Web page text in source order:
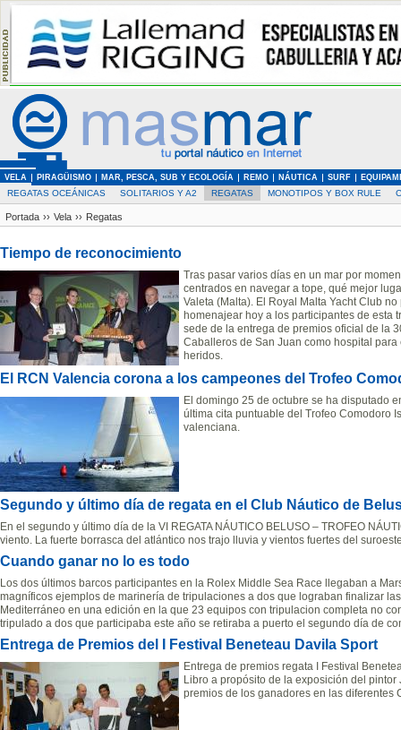
VELA PIRAGÜISMO MAR, PESCA, SUB Y ECOLOGÍA REMO NÁUTICA SURF
REGATAS OCEÁNICAS SOLITARIOS Y A2 REGATAS MONOTIPOS Y BOX RULE
Portada ›› Vela ›› Regatas
Tiempo de reconocimiento
Tras pasar varios días en un mar por
centrados en navegar a tope, qué mejor
Valeta (Malta). El Royal Malta Yacht Club
homenajear hoy a los participantes de esta
sede de la entrega de premios oficial de la
Caballeros de San Juan como hospital
heridos.
El RCN Valencia corona a los campeones del Trofeo
El domingo 25 de octubre se ha disputado
última cita puntuable del Trofeo Comodoro
valenciana.
Segundo y último día de regata en el Club Náutico de
En el segundo y último día de la VI REGATA NÁUTICO BELUSO – TROFEO
viento. La fuerte borrasca del atlántico nos trajo lluvia y vientos fuertes del
Cuando ganar no lo es todo
Los dos últimos barcos participantes en la Rolex Middle Sea Race llegaban a
magníficos ejemplos de marinería de tripulaciones a dos que lograban finalizar
Mediterráneo en una edición en la que 23 equipos con tripulacion completa no
tripulado a dos que participaba este año se retiraba a puerto el segundo día de
Entrega de Premios del I Festival Beneteau Davila Sport
Entrega de premios regata I Festival
Libro a propósito de la exposición del
premios de los ganadores en las diferentes